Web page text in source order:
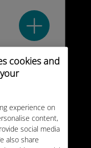
cookies and
experience on
content,
social media
also share